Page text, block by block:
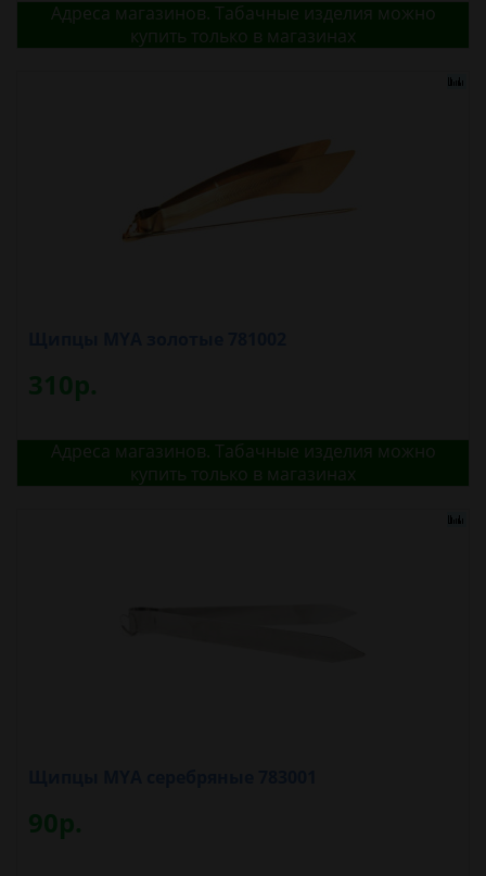
Адреса магазинов. Табачные изделия можно
купить только в магазинах
310р.
Адреса магазинов. Табачные изделия можно
купить только в магазинах
90р.